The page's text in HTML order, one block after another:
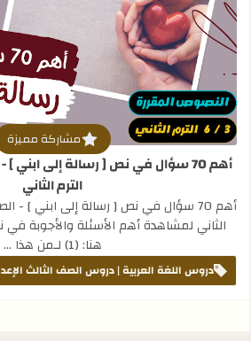
قراءة المزيد عن أهم 70 سؤال في
مشاركة مميزة
أهم 70 سؤال في نص [ رسالة إلى ابني
الترم الثاني
أهم 70 سؤال في نص [ رسالة إلى ابني ] -
الثاني لمشاهدة أهم الأسئلة والأجوبة
هنا: (1) لـمن هذا …
دروس اللغة العربية | دروس الصف الثالث